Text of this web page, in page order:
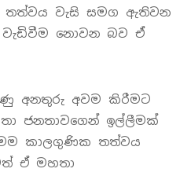
තත්වය වැසි සමග ඇතිවන
වැඩිවීම නොවන බව ඒ
අනතුරු අවම කිරීමට
ජනතාවගෙන් ඉල්ලීමක්
කාලගුණික තත්වය
ඒ මහතා